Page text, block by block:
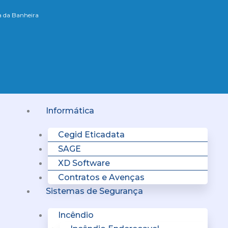
da Banheira
Informática
Cegid Eticadata
SAGE
XD Software
Contratos e Avenças
Sistemas de Segurança
Incêndio
Menu